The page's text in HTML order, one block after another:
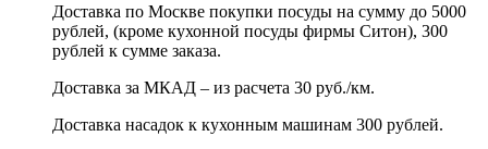
Доставка по Москве покупки посуды на сумму до 5000
рублей, (кроме кухонной посуды фирмы Ситон), 300
рублей к сумме заказа.
Доставка за МКАД – из расчета 30 руб./км.
Доставка насадок к кухонным машинам 300 рублей.